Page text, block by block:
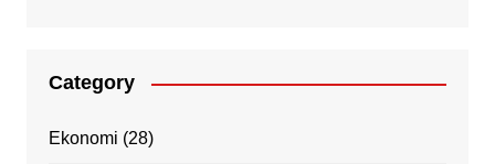
Category
Ekonomi (28)